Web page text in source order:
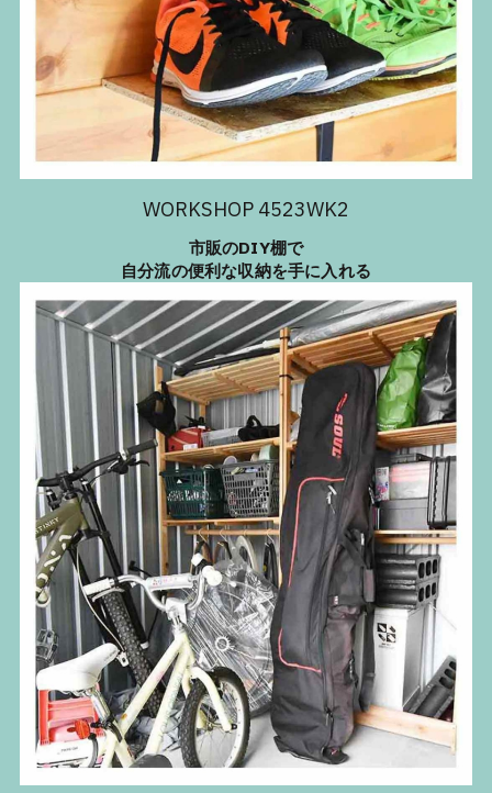
WORKSHOP 4523WK2
市販のDIY棚で
自分流の便利な収納を手に入れる